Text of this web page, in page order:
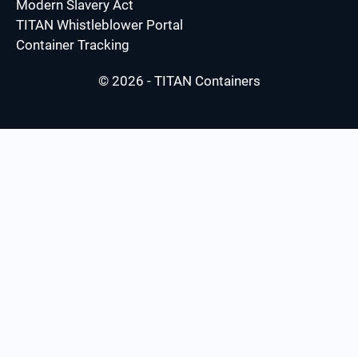
Modern Slavery Act
TITAN Whistleblower Portal
Container Tracking
© 2026 - TITAN Containers